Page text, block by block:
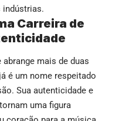
indústrias.
Carreira de
mais de duas
é um nome respeitado
Sua autenticidade e
uma figura